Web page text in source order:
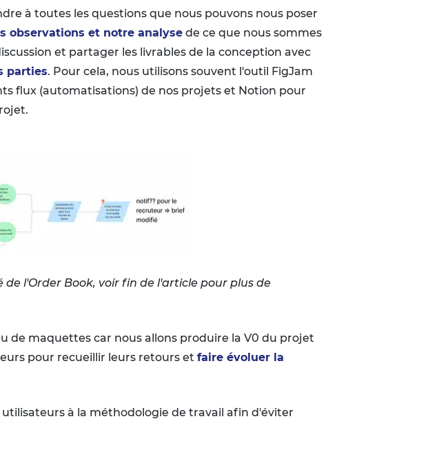
à toutes les questions que nous pouvons nous poser
observations et notre analysede ce que nous sommes
et partager les livrables de la conception avec
parties. Pour cela, nous utilisons souvent l'outil FigJam
flux (automatisations) de nos projets et Notion pour
l'Order Book, voir fin de l'article pour plus de
de maquettes car nous allons produire la V0 du projet
pour recueillir leurs retours et faire évoluer la
à la méthodologie de travail afin d'éviter